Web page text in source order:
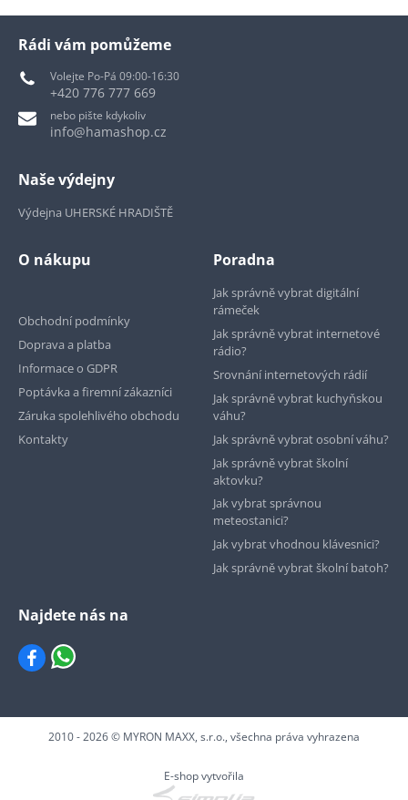
Rádi vám pomůžeme
Volejte Po-Pá 09:00-16:30
+420 776 777 669
nebo pište kdykoliv
info@hamashop.cz
Naše výdejny
Výdejna UHERSKÉ HRADIŠTĚ
O nákupu
Obchodní podmínky
Doprava a platba
Informace o GDPR
Poptávka a firemní zákazníci
Záruka spolehlivého obchodu
Kontakty
Poradna
Jak správně vybrat digitální
rámeček
Jak správně vybrat internetové
rádio?
Srovnání internetových rádií
Jak správně vybrat kuchyňskou
váhu?
Jak správně vybrat osobní váhu?
Jak správně vybrat školní
aktovku?
Jak vybrat správnou
meteostanici?
Jak vybrat vhodnou klávesnici?
Jak správně vybrat školní batoh?
Najdete nás na
2010 - 2026 © MYRON MAXX, s.r.o., všechna práva vyhrazena
E-shop vytvořila